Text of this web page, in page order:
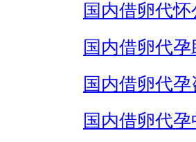
国内借卵代怀
国内借卵代孕
国内借卵代孕
国内借卵代孕